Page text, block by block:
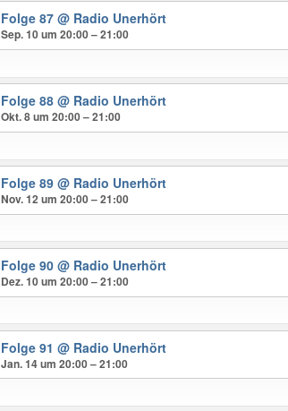
Folge 87@ Radio Unerhört
Sep. 10 um 20:00 – 21:00
Folge 88@ Radio Unerhört
Okt. 8 um 20:00 – 21:00
Folge 89@ Radio Unerhört
Nov. 12 um 20:00 – 21:00
Folge 90@ Radio Unerhört
Dez. 10 um 20:00 – 21:00
Folge 91@ Radio Unerhört
Jan. 14 um 20:00 – 21:00